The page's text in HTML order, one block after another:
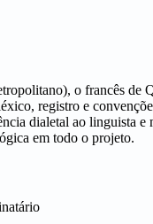
o francês de
registro e
dialetal ao linguista e
em todo o projeto.